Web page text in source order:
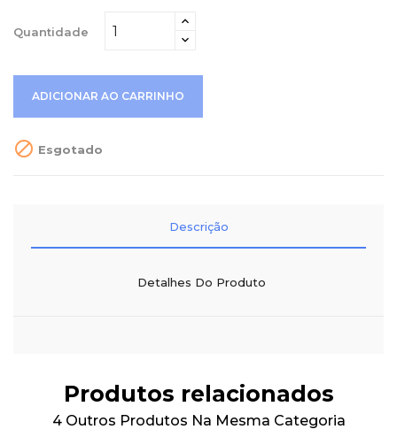
Quantidade
ADICIONAR AO CARRINHO
 Esgotado
Descrição
Detalhes Do Produto
Produtos relacionados
4 Outros Produtos Na Mesma Categoria